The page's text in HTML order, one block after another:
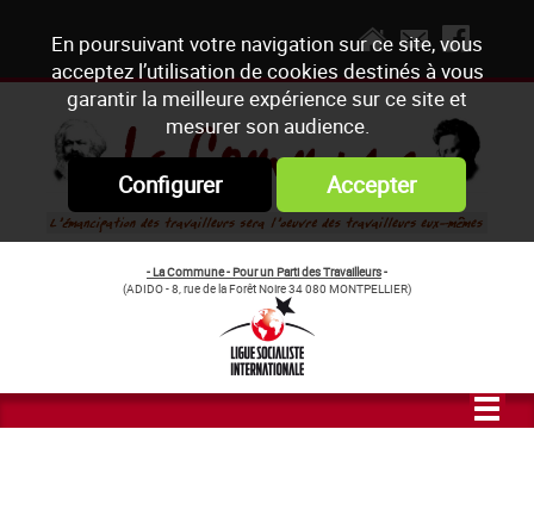
En poursuivant votre navigation sur ce site, vous
acceptez l’utilisation de cookies destinés à vous
garantir la meilleure expérience sur ce site et
mesurer son audience.
Configurer Accepter
- La Commune - Pour un Parti des Travailleurs-
(ADIDO - 8, rue de la Forêt Noire 34 080 MONTPELLIER)